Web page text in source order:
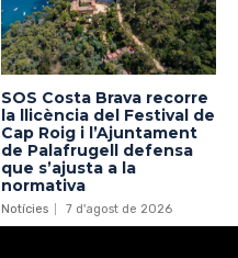
SOS Costa Brava recorre
la llicència del Festival de
Cap Roig i l’Ajuntament
de Palafrugell defensa
que s’ajusta a la
normativa
Notícies 7 d'agost de 2026